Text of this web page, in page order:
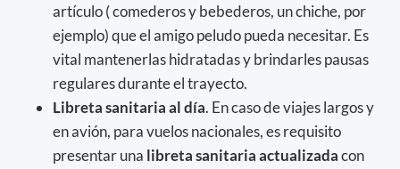
artículo ( comederos y bebederos, un chiche, por
ejemplo) que el amigo peludo pueda necesitar. Es
vital mantenerlas hidratadas y brindarles pausas
regulares durante el trayecto.
Libreta sanitaria al día. En caso de viajes largos y
en avión, para vuelos nacionales, es requisito
presentar una libreta sanitaria actualizadacon